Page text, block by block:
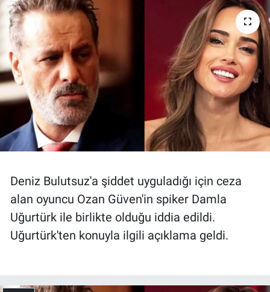
Deniz Bulutsuz'a şiddet uyguladığı için ceza
alan oyuncu Ozan Güven'in spiker Damla
Uğurtürk ile birlikte olduğu iddia edildi.
Uğurtürk'ten konuyla ilgili açıklama geldi.
Ege'den Esintiler
Eğitim
Eğlence
Ekonomi
Forum
Gerçeğin İzinde
Gün Başlıyor
Gün Bitiyor
İletişim